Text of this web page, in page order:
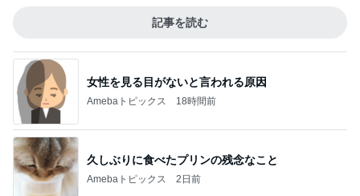
記事を読む
女性を見る目がないと言われる原因
Amebaトピックス 18時間前
久しぶりに食べたプリンの残念なこと
Amebaトピックス 2日前